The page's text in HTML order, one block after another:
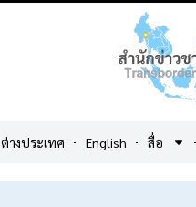
ต่างประเทศ English สื่อ